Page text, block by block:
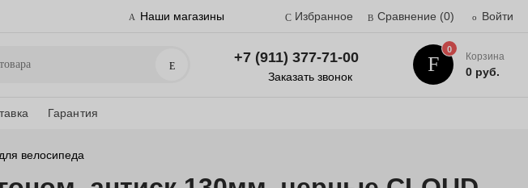
Наши магазины Избранное Сравнение (0) Войти
Поиск +7 (911) 377-71-00
Заказать звонок
0
Корзина
0 руб.
Гарантия
велосипеда